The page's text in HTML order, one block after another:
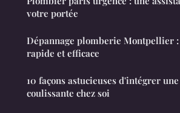
votre portée
Dépannage plomberie Montpellier
rapide et efficace
10 façons astucieuses d'intégrer
coulissante chez soi